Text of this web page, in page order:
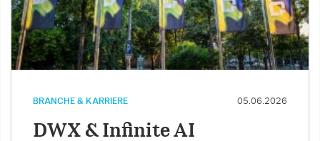
BRANCHE & KARRIERE 05.06.2026
DWX & Infinite AI